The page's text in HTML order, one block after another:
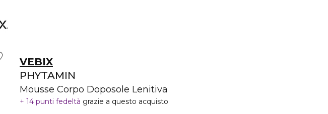
VEBIX
PHYTAMIN
Mousse Corpo Doposole Lenitiva
14 punti fedeltà grazie a questo acquisto